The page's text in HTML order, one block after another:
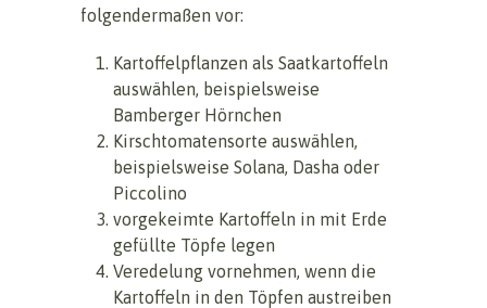
folgendermaßen vor:
Kartoffelpflanzen als Saatkartoffeln
auswählen, beispielsweise
Bamberger Hörnchen
Kirschtomatensorte auswählen,
beispielsweise Solana, Dasha oder
Piccolino
vorgekeimte Kartoffeln in mit Erde
gefüllte Töpfe legen
Veredelung vornehmen, wenn die
Kartoffeln in den Töpfen austreiben